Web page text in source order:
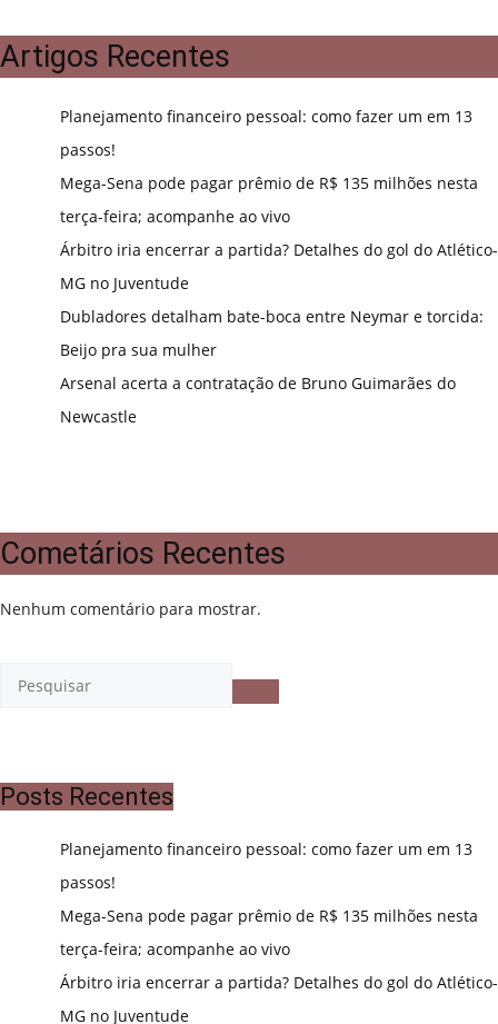
Artigos Recentes
Planejamento financeiro pessoal: como fazer um em 13
passos!
Mega-Sena pode pagar prêmio de R$ 135 milhões nesta
terça-feira; acompanhe ao vivo
Árbitro iria encerrar a partida? Detalhes do gol do Atlético-
MG no Juventude
Dubladores detalham bate-boca entre Neymar e torcida:
Beijo pra sua mulher
Arsenal acerta a contratação de Bruno Guimarães do
Newcastle
Cometários Recentes
Nenhum comentário para mostrar.
Posts Recentes
Planejamento financeiro pessoal: como fazer um em 13
passos!
Mega-Sena pode pagar prêmio de R$ 135 milhões nesta
terça-feira; acompanhe ao vivo
Árbitro iria encerrar a partida? Detalhes do gol do Atlético-
MG no Juventude